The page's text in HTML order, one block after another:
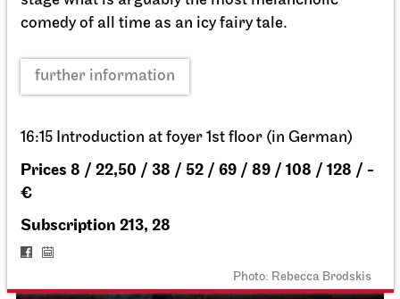
Dancing Idiots
27.02.2027
19:30
Sun, 28.02.2027